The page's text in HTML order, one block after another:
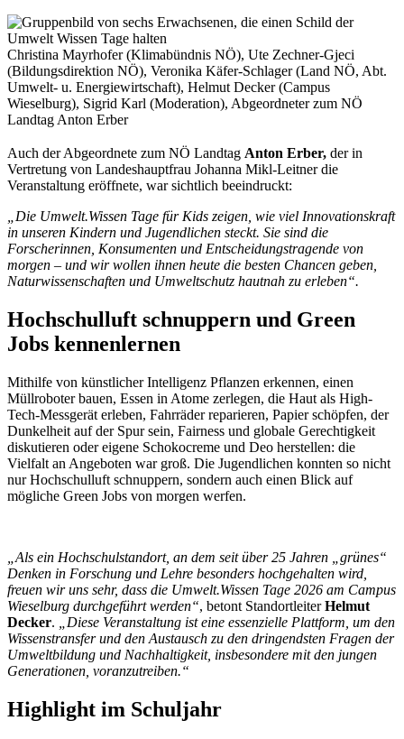
Christina Mayrhofer (Klimabündnis NÖ), Ute Zechner-Gjeci
(Bildungsdirektion NÖ), Veronika Käfer-Schlager (Land NÖ, Abt.
Umwelt- u. Energiewirtschaft), Helmut Decker (Campus
Wieselburg), Sigrid Karl (Moderation), Abgeordneter zum NÖ
Landtag Anton Erber
Auch der Abgeordnete zum NÖ Landtag Anton Erber, der in
Vertretung von Landeshauptfrau Johanna Mikl-Leitner die
Veranstaltung eröffnete, war sichtlich beeindruckt:
„Die Umwelt.Wissen Tage für Kids zeigen, wie viel Innovationskraft
in unseren Kindern und Jugendlichen steckt. Sie sind die
Forscherinnen, Konsumenten und Entscheidungstragende von
morgen – und wir wollen ihnen heute die besten Chancen geben,
Naturwissenschaften und Umweltschutz hautnah zu erleben“.
Hochschulluft schnuppern und Green
Jobs kennenlernen
Mithilfe von künstlicher Intelligenz Pflanzen erkennen, einen
Müllroboter bauen, Essen in Atome zerlegen, die Haut als High-
Tech-Messgerät erleben, Fahrräder reparieren, Papier schöpfen, der
Dunkelheit auf der Spur sein, Fairness und globale Gerechtigkeit
diskutieren oder eigene Schokocreme und Deo herstellen: die
Vielfalt an Angeboten war groß. Die Jugendlichen konnten so nicht
nur Hochschulluft schnuppern, sondern auch einen Blick auf
mögliche Green Jobs von morgen werfen.
„Als ein Hochschulstandort, an dem seit über 25 Jahren „grünes“
Denken in Forschung und Lehre besonders hochgehalten wird,
freuen wir uns sehr, dass die Umwelt.Wissen Tage 2026 am Campus
Wieselburg durchgeführt werden“, betont StandortleiterHelmut
Decker.
„Diese Veranstaltung ist eine essenzielle Plattform, um den
Wissenstransfer und den Austausch zu den dringendsten Fragen der
Umweltbildung und Nachhaltigkeit, insbesondere mit den jungen
Generationen, voranzutreiben.“
Highlight im Schuljahr